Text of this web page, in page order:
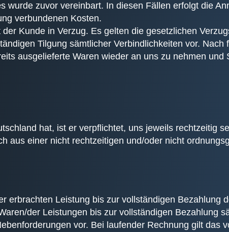
zuvor vereinbart. In diesen Fällen erfolgt die
verbundenen Kosten.
Kunde in Verzug. Es gelten die gesetzlichen
Tilgung sämtlicher Verbindlichkeiten vor.
ausgelieferte Waren wieder an uns zu nehmen
hat, ist er verpflichtet, uns jeweils rechtzeitig
aus einer nicht rechtzeitigen und/oder nicht
erbrachten Leistung bis zur vollständigen Bezahlung
der Leistungen bis zur vollständigen Bezahlung
vor. Bei laufender Rechnung gilt das